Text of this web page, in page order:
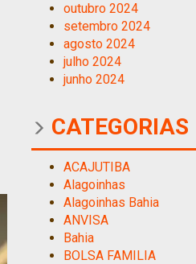
outubro 2024
setembro 2024
agosto 2024
julho 2024
junho 2024
CATEGORIAS
ACAJUTIBA
Alagoinhas
Alagoinhas Bahia
ANVISA
Bahia
BOLSA FAMILIA